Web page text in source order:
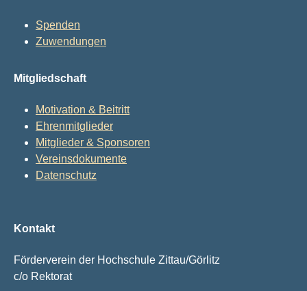
Spenden
Zuwendungen
Mitgliedschaft
Motivation & Beitritt
Ehrenmitglieder
Mitglieder & Sponsoren
Vereinsdokumente
Datenschutz
Kontakt
Förderverein der Hochschule Zittau/Görlitz
c/o Rektorat